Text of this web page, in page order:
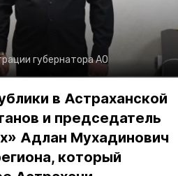
губернатора АО
в Астраханской
и председатель
Адлан Мухадинович
который